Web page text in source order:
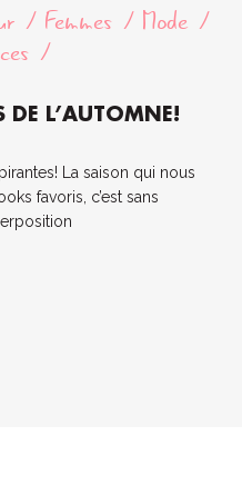
Femmes
Mode
DE L’AUTOMNE!
La saison qui nous
favoris, c’est sans